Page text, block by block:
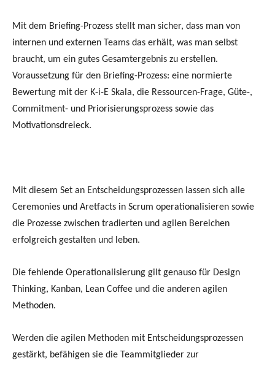
Mit dem Briefing-Prozess stellt man sicher, dass man von
internen und externen Teams das erhält, was man selbst
braucht, um ein gutes Gesamtergebnis zu erstellen.
Voraussetzung für den Briefing-Prozess: eine normierte
Bewertung mit der K-i-E Skala, die Ressourcen-Frage, Güte-,
Commitment- und Priorisierungsprozess sowie das
Motivationsdreieck.
Mit diesem Set an Entscheidungsprozessen lassen sich alle
Ceremonies und Aretfacts in Scrum operationalisieren sowie
die Prozesse zwischen tradierten und agilen Bereichen
erfolgreich gestalten und leben.
Die fehlende Operationalisierung gilt genauso für Design
Thinking, Kanban, Lean Coffee und die anderen agilen
Methoden.
Werden die agilen Methoden mit Entscheidungsprozessen
gestärkt, befähigen sie die Teammitglieder zur